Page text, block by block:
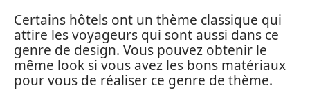
Certains hôtels ont un thème classique qui
attire les voyageurs qui sont aussi dans ce
genre de design. Vous pouvez obtenir le
même look si vous avez les bons matériaux
pour vous de réaliser ce genre de thème.